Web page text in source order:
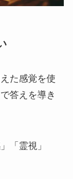
た感覚を使
答えを導き
「霊視」